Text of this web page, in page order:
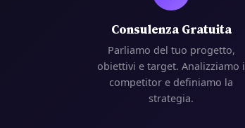
Consulenza Gratuita
Parliamo del tuo progetto,
obiettivi e target. Analizziamo i
competitor e definiamo la
strategia.